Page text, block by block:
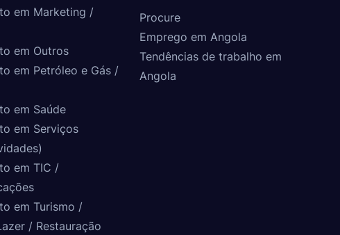
em Marketing /
em Outros
em Petróleo e Gás /
em Saúde
em Serviços
em TIC /
em Turismo /
/ Restauração
Procure
Emprego em Angola
Tendências de trabalho em
Angola